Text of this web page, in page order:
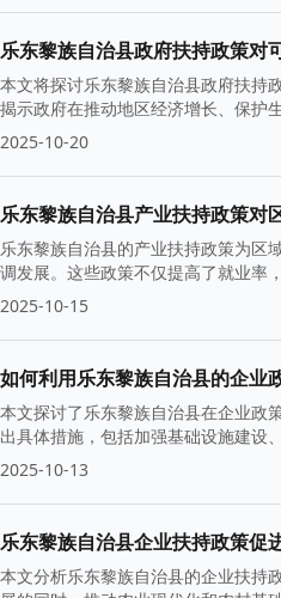
乐东黎族自治县政府扶持政策对
本文将探讨乐东黎族自治县政府扶持
揭示政府在推动地区经济增长、保护
2025-10-20
乐东黎族自治县产业扶持政策对
乐东黎族自治县的产业扶持政策为区
调发展。这些政策不仅提高了就业率
2025-10-15
如何利用乐东黎族自治县的企业
本文探讨了乐东黎族自治县在企业政
出具体措施，包括加强基础设施建设
2025-10-13
乐东黎族自治县企业扶持政策促
本文分析乐东黎族自治县的企业扶持